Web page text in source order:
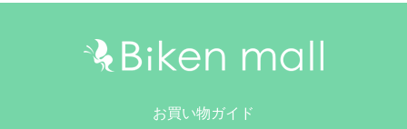
お買い物ガイド